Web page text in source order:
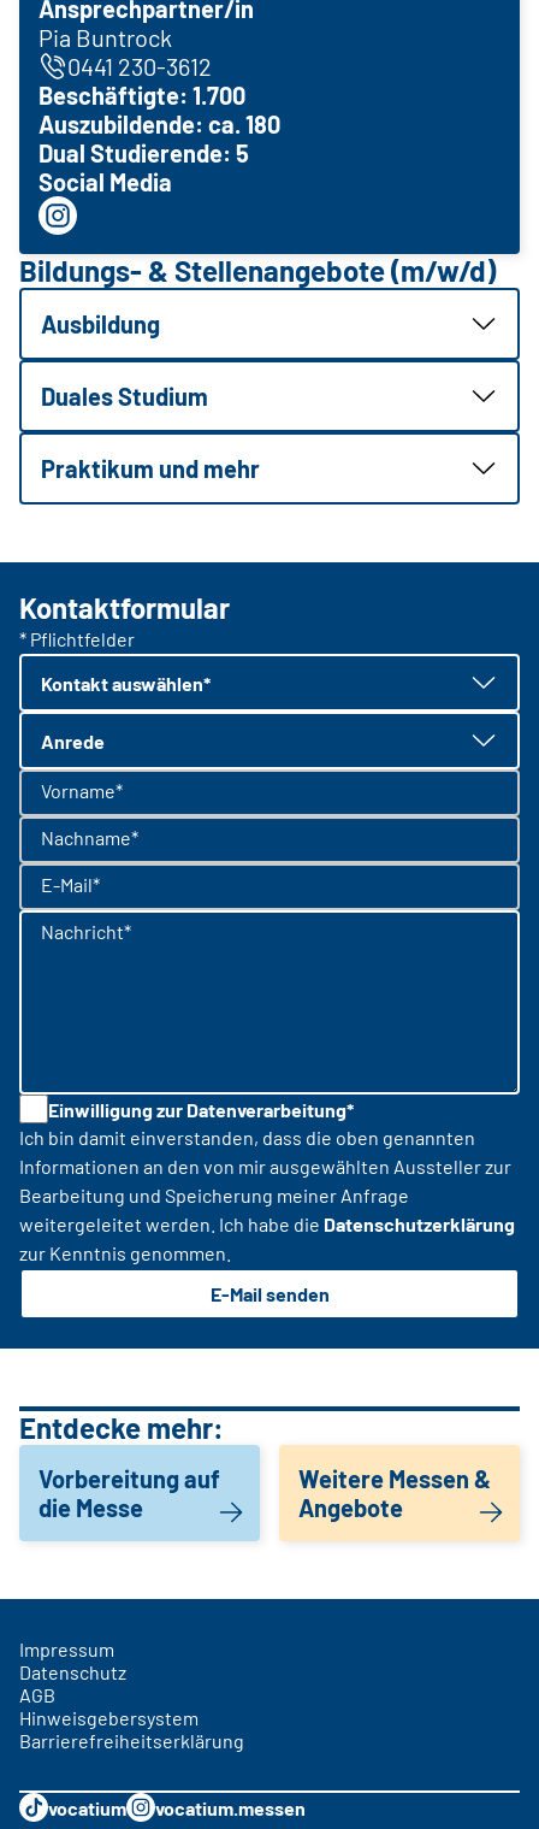
Ansprechpartner/in
Pia Buntrock
0441 230-3612
Beschäftigte: 1.700
Auszubildende: ca. 180
Dual Studierende: 5
Social Media
Bildungs- & Stellenangebote (m/w/d)
Ausbildung
Duales Studium
Praktikum und mehr
Kontaktformular
* Pflichtfelder
Kontakt auswählen*
Anrede
Vorname*
Nachname*
E-Mail*
Nachricht*
Einwilligung zur Datenverarbeitung*
Ich bin damit einverstanden, dass die oben genannten
Informationen an den von mir ausgewählten Aussteller zur
Bearbeitung und Speicherung meiner Anfrage
weitergeleitet werden. Ich habe die Datenschutzerklärung
zur Kenntnis genommen.
E-Mail senden
Entdecke mehr:
Vorbereitung auf
die Messe
Weitere Messen &
Angebote
Impressum
Datenschutz
AGB
Hinweisgebersystem
Barrierefreiheitserklärung
vocatium
vocatium.messen